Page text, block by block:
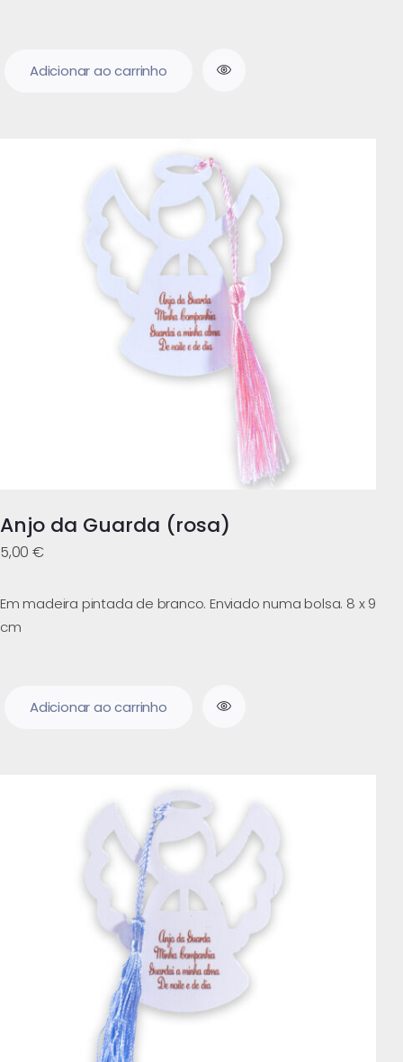
Adicionar ao carrinho
Anjo da Guarda (rosa)
5,00 €
Em madeira pintada de branco. Enviado numa bolsa. 8 x 9
cm
Adicionar ao carrinho